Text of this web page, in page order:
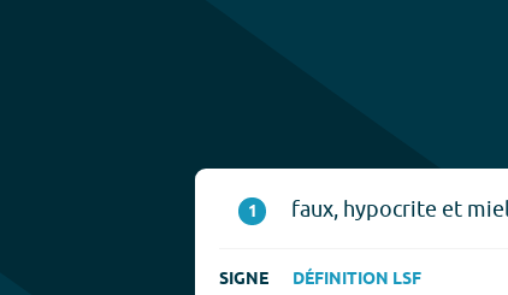
1 faux, hypocrite et
SIGNE DÉFINITION LSF